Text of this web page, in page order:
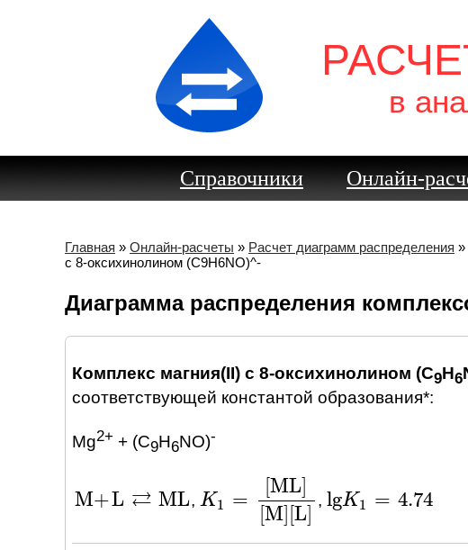
в
Справочники Онлайн-
Главная » Онлайн-расчеты » Расчет диаграмм распределения »
с 8-оксихинолином (C9H6NO)^-
Диаграмма распределения
Комплекс магния(II) с 8-оксихинолином (C9H6
соответствующей константой образования*:
Mg2++ (C9H6NO)-
M+L ⇄ ML
M+L⇄ML , K1 =
[ML]
M] L]
K1= [ML][M][L] , lgK1 = 4.74
lgK1= 4.74